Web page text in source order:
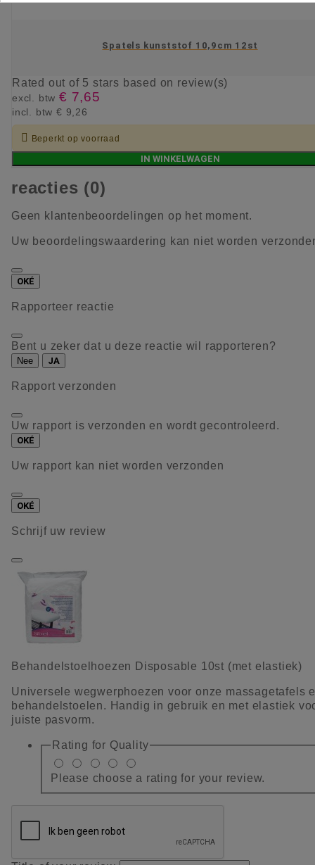
Spatels kunststof 10,9cm 12st
Rated out of 5 stars based on review(s)
excl. btw € 7,65
incl. btw € 9,26
 Beperkt op voorraad
IN WINKELWAGEN
reacties (0)
Geen klantenbeoordelingen op het moment.
Uw beoordelingswaardering kan niet worden
OKÉ
Rapporteer reactie
Bent u zeker dat u deze reactie wil rapporteren?
Nee JA
Rapport verzonden
Uw rapport is verzonden en wordt gecontroleerd.
OKÉ
Uw rapport kan niet worden verzonden
OKÉ
Schrijf uw review
Behandelstoelhoezen Disposable 10st (met elastiek)
Universele wegwerphoezen voor onze massagetafels
behandelstoelen. Handig in gebruik en met elastiek
juiste pasvorm.
Rating for Quality
Please choose a rating for your review.